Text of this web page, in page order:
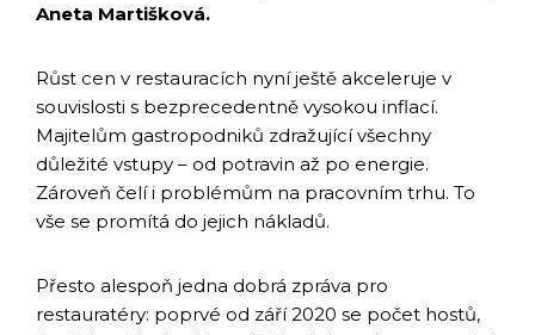
Aneta Martišková.
Růst cen v restauracích nyní ještě akceleruje v
souvislosti s bezprecedentně vysokou inflací.
Majitelům gastropodniků zdražující všechny
důležité vstupy – od potravin až po energie.
Zároveň čelí i problémům na pracovním trhu. To
vše se promítá do jejich nákladů.
Přesto alespoň jedna dobrá zpráva pro
restauratéry: poprvé od září 2020 se počet hostů,